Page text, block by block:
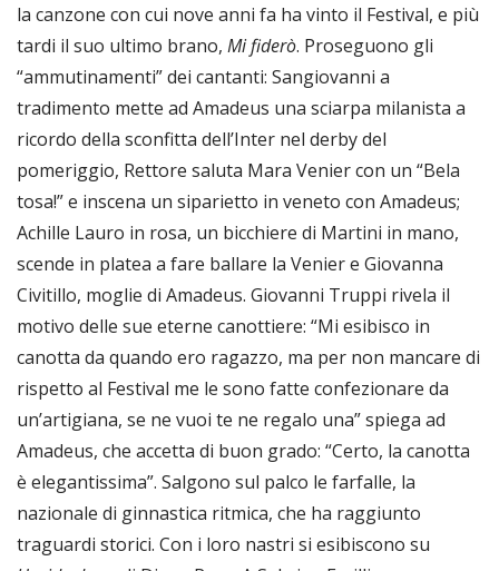
la canzone con cui nove anni fa ha vinto il Festival, e più
tardi il suo ultimo brano, Mi fiderò. Proseguono gli
“ammutinamenti” dei cantanti: Sangiovanni a
tradimento mette ad Amadeus una sciarpa milanista a
ricordo della sconfitta dell’Inter nel derby del
pomeriggio, Rettore saluta Mara Venier con un “Bela
tosa!” e inscena un siparietto in veneto con Amadeus;
Achille Lauro in rosa, un bicchiere di Martini in mano,
scende in platea a fare ballare la Venier e Giovanna
Civitillo, moglie di Amadeus. Giovanni Truppi rivela il
motivo delle sue eterne canottiere: “Mi esibisco in
canotta da quando ero ragazzo, ma per non mancare di
rispetto al Festival me le sono fatte confezionare da
un’artigiana, se ne vuoi te ne regalo una” spiega ad
Amadeus, che accetta di buon grado: “Certo, la canotta
è elegantissima”. Salgono sul palco le farfalle, la
nazionale di ginnastica ritmica, che ha raggiunto
traguardi storici. Con i loro nastri si esibiscono su